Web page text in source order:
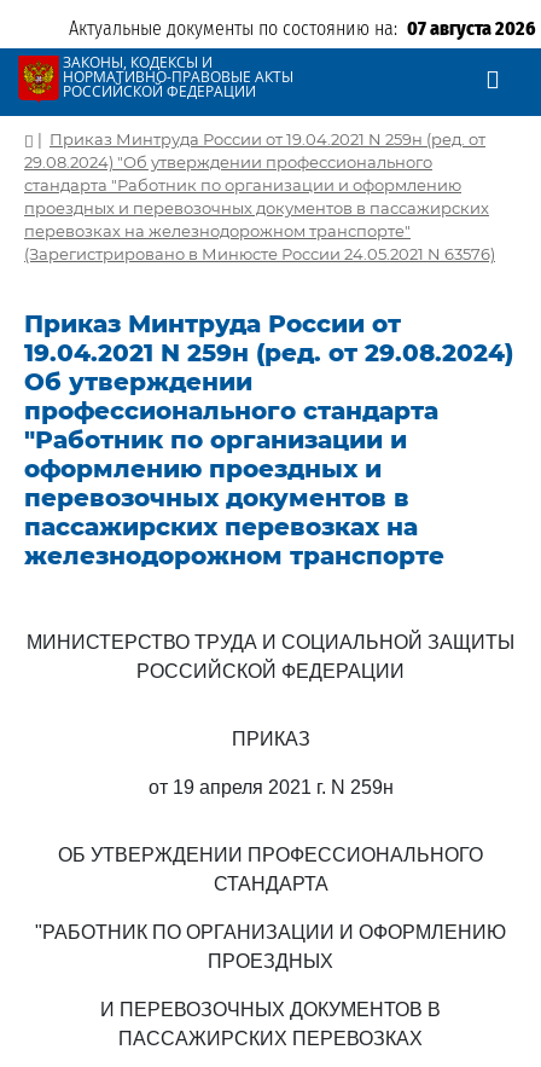
Актуальные документы по состоянию на: 07 августа 2026
ЗАКОНЫ, КОДЕКСЫ И
НОРМАТИВНО-ПРАВОВЫЕ АКТЫ
РОССИЙСКОЙ ФЕДЕРАЦИИ
| Приказ Минтруда России от 19.04.2021 N 259н (ред. от
29.08.2024) "Об утверждении профессионального
стандарта "Работник по организации и оформлению
проездных и перевозочных документов в пассажирских
перевозках на железнодорожном транспорте"
(Зарегистрировано в Минюсте России 24.05.2021 N 63576)
Приказ Минтруда России от
19.04.2021 N 259н (ред. от 29.08.2024)
Об утверждении
профессионального стандарта
"Работник по организации и
оформлению проездных и
перевозочных документов в
пассажирских перевозках на
железнодорожном транспорте
МИНИСТЕРСТВО ТРУДА И СОЦИАЛЬНОЙ ЗАЩИТЫ
РОССИЙСКОЙ ФЕДЕРАЦИИ
ПРИКАЗ
от 19 апреля 2021 г. N 259н
ОБ УТВЕРЖДЕНИИ ПРОФЕССИОНАЛЬНОГО
СТАНДАРТА
"РАБОТНИК ПО ОРГАНИЗАЦИИ И ОФОРМЛЕНИЮ
ПРОЕЗДНЫХ
И ПЕРЕВОЗОЧНЫХ ДОКУМЕНТОВ В
ПАССАЖИРСКИХ ПЕРЕВОЗКАХ